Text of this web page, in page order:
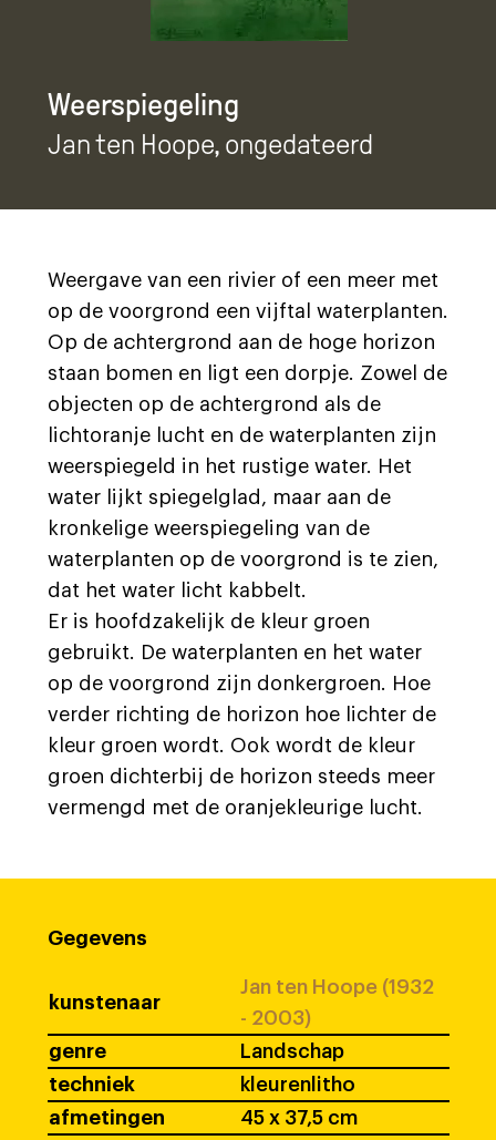
Weerspiegeling
Jan ten Hoope, ongedateerd
Weergave van een rivier of een meer met
op de voorgrond een vijftal waterplanten.
Op de achtergrond aan de hoge horizon
staan bomen en ligt een dorpje. Zowel de
objecten op de achtergrond als de
lichtoranje lucht en de waterplanten zijn
weerspiegeld in het rustige water. Het
water lijkt spiegelglad, maar aan de
kronkelige weerspiegeling van de
waterplanten op de voorgrond is te zien,
dat het water licht kabbelt.
Er is hoofdzakelijk de kleur groen
gebruikt. De waterplanten en het water
op de voorgrond zijn donkergroen. Hoe
verder richting de horizon hoe lichter de
kleur groen wordt. Ook wordt de kleur
groen dichterbij de horizon steeds meer
vermengd met de oranjekleurige lucht.
Gegevens
kunstenaar
Jan ten Hoope (1932
- 2003)
genre
Landschap
techniek
kleurenlitho
afmetingen
45 x 37,5 cm